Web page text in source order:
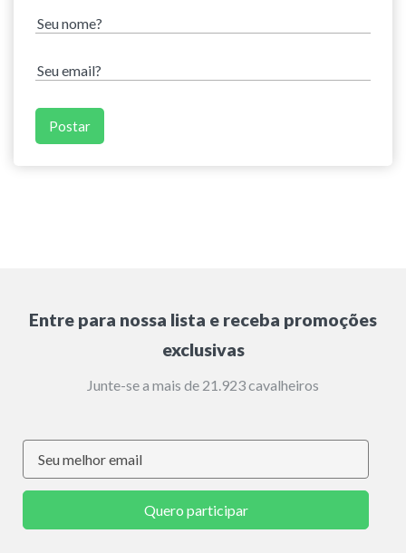
Entre para nossa lista e receba promoções
exclusivas
Junte-se a mais de 21.923 cavalheiros
Quero participar